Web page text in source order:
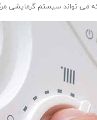
تواند سیستم گرمایشی